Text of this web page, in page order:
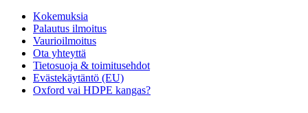
Kokemuksia
Palautus ilmoitus
Vaurioilmoitus
Ota yhteyttä
Tietosuoja & toimitusehdot
Evästekäytäntö (EU)
Oxford vai HDPE kangas?